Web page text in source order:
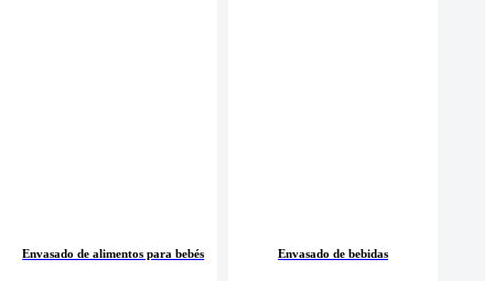
Envasado de alimentos para bebés Envasado de bebidas